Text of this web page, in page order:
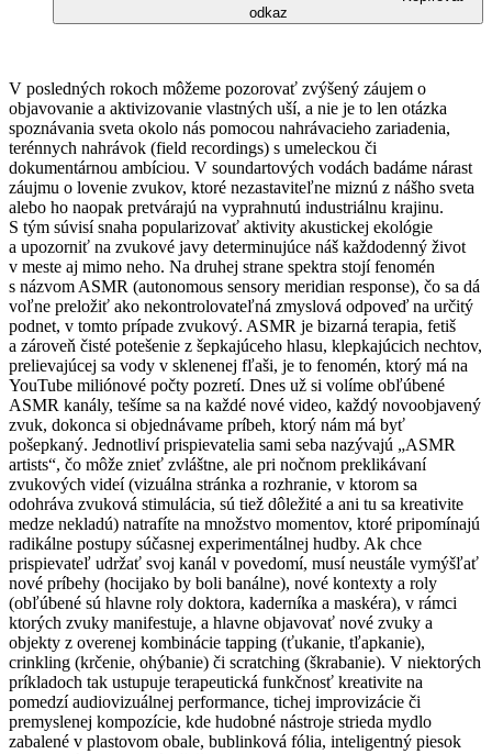
odkaz
V posledných rokoch môžeme pozorovať zvýšený záujem o
objavovanie a aktivizovanie vlastných uší, a nie je to len otázka
spoznávania sveta okolo nás pomocou nahrávacieho zariadenia,
terénnych nahrávok (field recordings) s umeleckou či
dokumentárnou ambíciou. V soundartových vodách badáme nárast
záujmu o lovenie zvukov, ktoré nezastaviteľne miznú z nášho sveta
alebo ho naopak pretvárajú na vyprahnutú industriálnu krajinu.
S tým súvisí snaha popularizovať aktivity akustickej ekológie
a upozorniť na zvukové javy determinujúce náš každodenný život
v meste aj mimo neho. Na druhej strane spektra stojí fenomén
s názvom ASMR (autonomous sensory meridian response), čo sa dá
voľne preložiť ako nekontrolovateľná zmyslová odpoveď na určitý
podnet, v tomto prípade zvukový. ASMR je bizarná terapia, fetiš
a zároveň čisté potešenie z šepkajúceho hlasu, klepkajúcich nechtov,
prelievajúcej sa vody v sklenenej fľaši, je to fenomén, ktorý má na
YouTube miliónové počty pozretí. Dnes už si volíme obľúbené
ASMR kanály, tešíme sa na každé nové video, každý novoobjavený
zvuk, dokonca si objednávame príbeh, ktorý nám má byť
pošepkaný. Jednotliví prispievatelia sami seba nazývajú „ASMR
artists“, čo môže znieť zvláštne, ale pri nočnom preklikávaní
zvukových videí (vizuálna stránka a rozhranie, v ktorom sa
odohráva zvuková stimulácia, sú tiež dôležité a ani tu sa kreativite
medze nekladú) natrafíte na množstvo momentov, ktoré pripomínajú
radikálne postupy súčasnej experimentálnej hudby. Ak chce
prispievateľ udržať svoj kanál v povedomí, musí neustále vymýšľať
nové príbehy (hocijako by boli banálne), nové kontexty a roly
(obľúbené sú hlavne roly doktora, kaderníka a maskéra), v rámci
ktorých zvuky manifestuje, a hlavne objavovať nové zvuky a
objekty z overenej kombinácie tapping (ťukanie, tľapkanie),
crinkling (krčenie, ohýbanie) či scratching (škrabanie). V niektorých
príkladoch tak ustupuje terapeutická funkčnosť kreativite na
pomedzí audiovizuálnej performance, tichej improvizácie či
premyslenej kompozície, kde hudobné nástroje strieda mydlo
zabalené v plastovom obale, bublinková fólia, inteligentný piesok